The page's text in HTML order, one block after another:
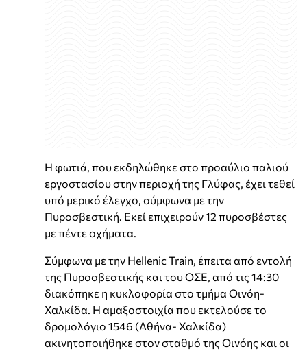
Η φωτιά, που εκδηλώθηκε στο προαύλιο παλιού
εργοστασίου στην περιοχή της Γλύφας, έχει τεθεί
υπό μερικό έλεγχο, σύμφωνα με την
Πυροσβεστική. Εκεί επιχειρούν 12 πυροσβέστες
με πέντε οχήματα.
Σύμφωνα με την Hellenic Train, έπειτα από εντολή
της Πυροσβεστικής και του ΟΣΕ, από τις 14:30
διακόπηκε η κυκλοφορία στο τμήμα Οινόη-
Χαλκίδα. Η αμαξοστοιχία που εκτελούσε το
δρομολόγιο 1546 (Αθήνα- Χαλκίδα)
ακινητοποιήθηκε στον σταθμό της Οινόης και οι